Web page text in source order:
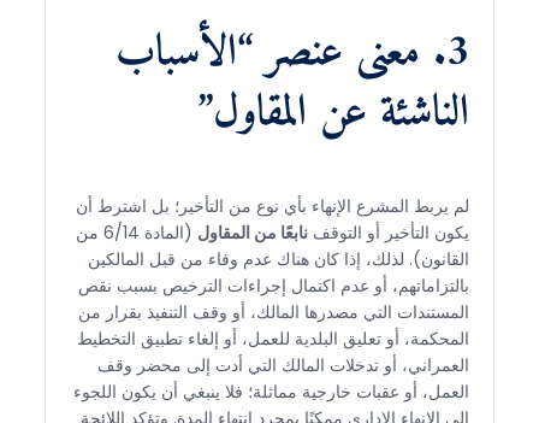
3. معنى عنصر “الأسباب
الناشئة عن المقاول”
لم يربط المشرع الإنهاء بأي نوع من التأخير؛ بل اشترط أن
يكون التأخير أو التوقفنابعًا من المقاول
(المادة 6/14 من
القانون). لذلك، إذا كان هناك عدم وفاء من قبل المالكين
بالتزاماتهم، أو عدم اكتمال إجراءات الترخيص بسبب نقص
المستندات التي مصدرها المالك، أو وقف التنفيذ بقرار من
المحكمة، أو تعليق البلدية للعمل، أو إلغاء تطبيق التخطيط
العمراني، أو تدخلات المالك التي أدت إلى محضر وقف
العمل، أو عقبات خارجية مماثلة؛ فلا ينبغي أن يكون اللجوء
إلى الإنهاء الإداري ممكنًا بمجرد انتهاء المدة. وتؤكد اللائحة